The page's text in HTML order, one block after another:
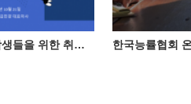
인문사회계열 학생들을 위한 취업특강(직무탐색)